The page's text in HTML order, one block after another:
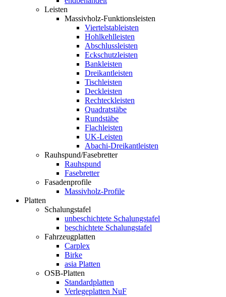
Leisten
Massivholz-Funktionsleisten
Viertelstableisten
Hohlkehlleisten
Abschlussleisten
Eckschutzleisten
Bankleisten
Dreikantleisten
Tischleisten
Deckleisten
Rechteckleisten
Quadratstäbe
Rundstäbe
Flachleisten
UK-Leisten
Abachi-Dreikantleisten
Rauhspund/Fasebretter
Rauhspund
Fasebretter
Fasadenprofile
Massivholz-Profile
Platten
Schalungstafel
unbeschichtete Schalungstafel
beschichtete Schalungstafel
Fahrzeugplatten
Carplex
Birke
asia Platten
OSB-Platten
Standardplatten
Verlegeplatten NuF